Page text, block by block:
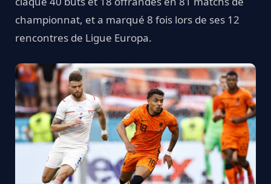
championnat, et a marqué 8 fois lors de ses 12
rencontres de Ligue Europa.